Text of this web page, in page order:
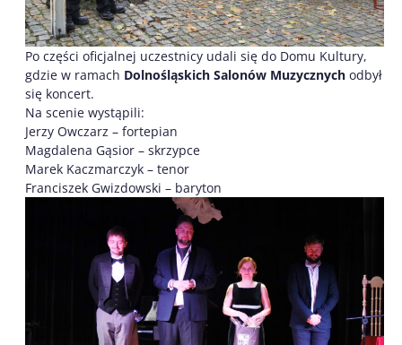
Po części oficjalnej uczestnicy udali się do Domu Kultury,
gdzie w ramach Dolnośląskich Salonów Muzycznych odbył
się koncert.
Na scenie wystąpili:
Jerzy Owczarz – fortepian
Magdalena Gąsior – skrzypce
Marek Kaczmarczyk – tenor
Franciszek Gwizdowski – baryton